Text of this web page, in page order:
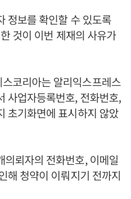
정보를 확인할 수 있도록
것이 이번 제재의 사유가
코리아는 알리익스프레스
사업자등록번호, 전화번호,
초기화면에 표시하지 않았
뢰자의 전화번호, 이메일
해 청약이 이뤄지기 전까지